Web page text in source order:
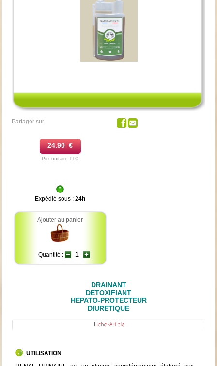
Partager sur
24.90 €
Prix unitaire TTC
Expédié sous :24h
Ajouter au panier
Quantité :
DRAINANT
DETOXIFIANT
HEPATO-PROTECTEUR
DIURETIQUE
UTILISATION